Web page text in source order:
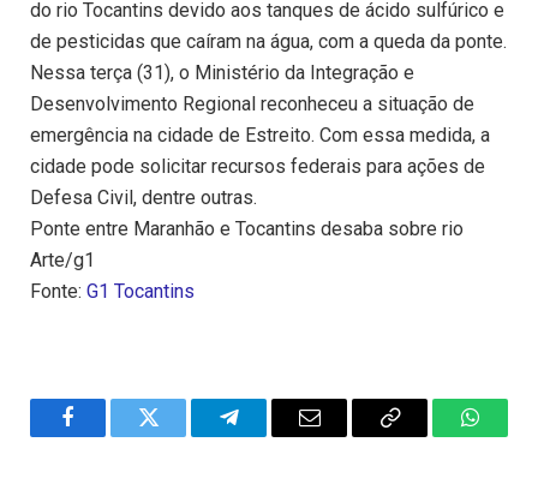
do rio Tocantins devido aos tanques de ácido sulfúrico e
de pesticidas que caíram na água, com a queda da ponte.
Nessa terça (31), o Ministério da Integração e
Desenvolvimento Regional reconheceu a situação de
emergência na cidade de Estreito. Com essa medida, a
cidade pode solicitar recursos federais para ações de
Defesa Civil, dentre outras.
Ponte entre Maranhão e Tocantins desaba sobre rio
Arte/g1
Fonte: G1 Tocantins
FacebookTwitter TelegramEmail
Copy